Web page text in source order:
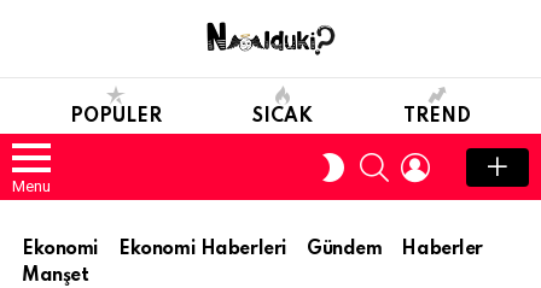
POPULER SICAK TREND
Menu
SWITCH
SKIN
SEARCHLOGIN
Ekonomi Ekonomi Haberleri Gündem
Haberler
Manşet